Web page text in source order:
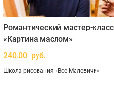
Романтический мастер-класс
«Картина маслом»
240.00 руб.
Школа рисования «Все Малевичи»